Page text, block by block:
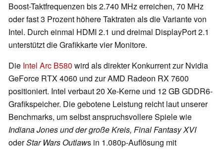
Boost-Taktfrequenzen bis 2.740 MHz erreichen, 70 MHz
oder fast 3 Prozent höhere Taktraten als die Variante von
Intel. Durch einmal HDMI 2.1 und dreimal DisplayPort 2.1
unterstützt die Grafikkarte vier Monitore.
Die Intel Arc B580 wird als direkter Konkurrent zur Nvidia
GeForce RTX 4060 und zur AMD Radeon RX 7600
positioniert. Intel verbaut 20 Xe-Kerne und 12 GB GDDR6-
Grafikspeicher. Die gebotene Leistung reicht laut unserer
Benchmarks, um selbst anspruchsvollere Spiele wie
Indiana Jones und der große Kreis, Final Fantasy XVI
oderStar Wars Outlaws in 1.080p-Auflösung mit